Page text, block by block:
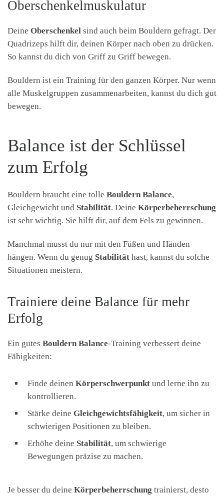
Oberschenkelmuskulatur
Deine Oberschenkel sind auch beim Bouldern gefragt. Der
Quadrizeps hilft dir, deinen Körper nach oben zu drücken.
So kannst du dich von Griff zu Griff bewegen.
Bouldern ist ein Training für den ganzen Körper. Nur wenn
alle Muskelgruppen zusammenarbeiten, kannst du dich gut
bewegen.
Balance ist der Schlüssel
zum Erfolg
Bouldern braucht eine tolle Bouldern Balance,
Gleichgewicht und Stabilität. Deine Körperbeherrschung
ist sehr wichtig. Sie hilft dir, auf dem Fels zu gewinnen.
Manchmal musst du nur mit den Füßen und Händen
hängen. Wenn du genug Stabilität hast, kannst du solche
Situationen meistern.
Trainiere deine Balance für mehr
Erfolg
Ein gutes Bouldern Balance-Training verbessert deine
Fähigkeiten:
Finde deinen Körperschwerpunkt und lerne ihn zu
kontrollieren.
Stärke deine Gleichgewichtsfähigkeit, um sicher in
schwierigen Positionen zu bleiben.
Erhöhe deine Stabilität, um schwierige
Bewegungen präzise zu machen.
Je besser du deine Körperbeherrschung trainierst, desto